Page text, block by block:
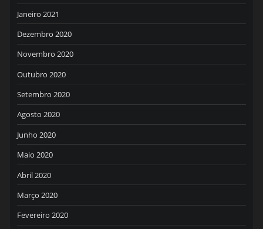
Janeiro 2021
Dezembro 2020
Novembro 2020
Outubro 2020
Setembro 2020
Agosto 2020
Junho 2020
Maio 2020
Abril 2020
Março 2020
Fevereiro 2020